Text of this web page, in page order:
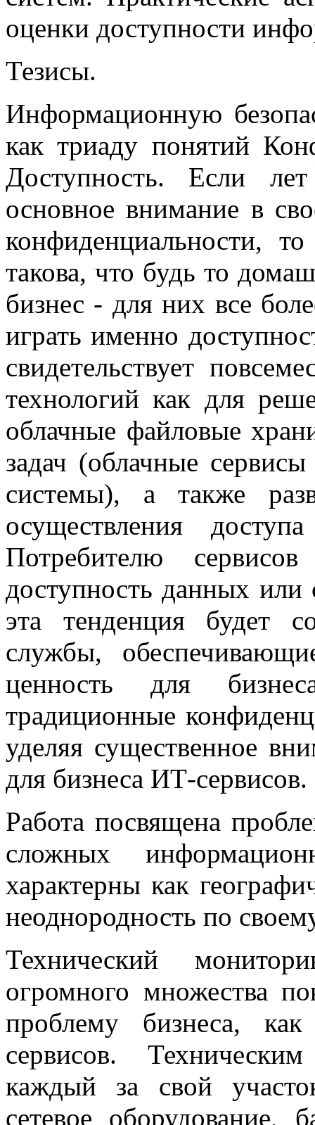
оценки доступности
Тезисы.
Информационную
как триаду понятий
Доступность. Если
основное внимание в
конфиденциальности,
такова, что будь то
бизнес - для них все
играть именно
свидетельствует
технологий как для
облачные файловые
задач (облачные
системы), а также
осуществления
Потребителю
доступность данных
эта тенденция будет
службы,
ценность для
традиционные
уделяя существенное
для бизнеса ИТ-сервисов.
Работа посвящена
сложных
характерны как
неоднородность по
Технический
огромного множества
проблему бизнеса,
сервисов.
каждый за свой
сетевое